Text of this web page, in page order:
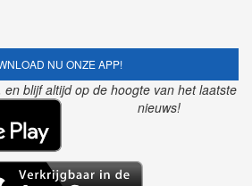
NU ONZE APP!
blijf altijd op de hoogte van het laatste
nieuws!